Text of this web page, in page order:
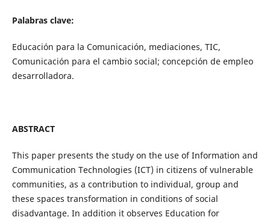
Palabras clave:
Educación para la Comunicación, mediaciones, TIC,
Comunicación para el cambio social; concepción de empleo
desarrolladora.
ABSTRACT
This paper presents the study on the use of Information and
Communication Technologies (ICT) in citizens of vulnerable
communities, as a contribution to individual, group and
these spaces transformation in conditions of social
disadvantage. In addition it observes Education for